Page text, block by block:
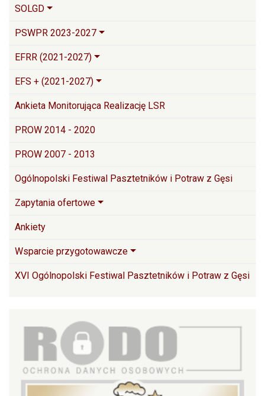
SOLGD
PSWPR 2023-2027
EFRR (2021-2027)
EFS + (2021-2027)
Ankieta Monitorująca Realizację LSR
PROW 2014 - 2020
PROW 2007 - 2013
Ogólnopolski Festiwal Pasztetników i Potraw z Gęsi
Zapytania ofertowe
Ankiety
Wsparcie przygotowawcze
XVI Ogólnopolski Festiwal Pasztetników i Potraw z Gęsi